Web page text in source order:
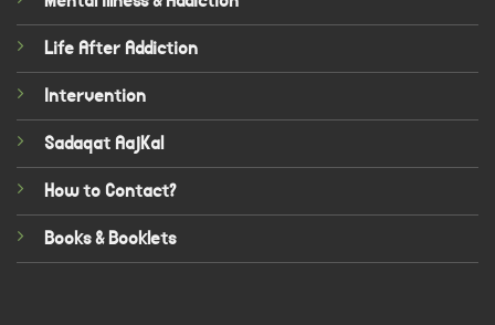
Life After Addiction
Intervention
Sadaqat AajKal
How to Contact?
Books & Booklets